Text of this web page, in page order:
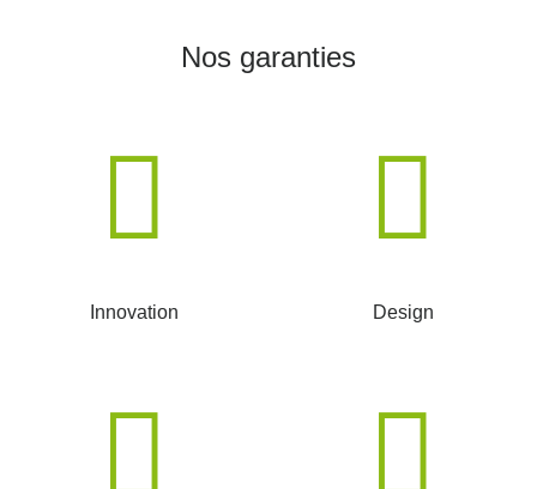
Nos garanties
Innovation Design